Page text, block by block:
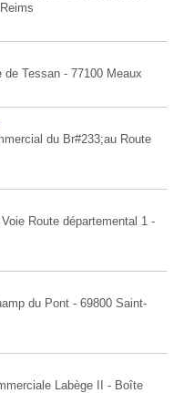
Tessan - 77100 Meaux
du Br#233;au Route
Route départemental 1 -
du Pont - 69800 Saint-
Labège II - Boîte